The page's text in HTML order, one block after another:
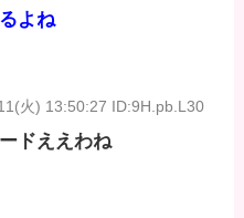
よね
火) 13:50:27 ID:9H.pb.L30
ドええわね